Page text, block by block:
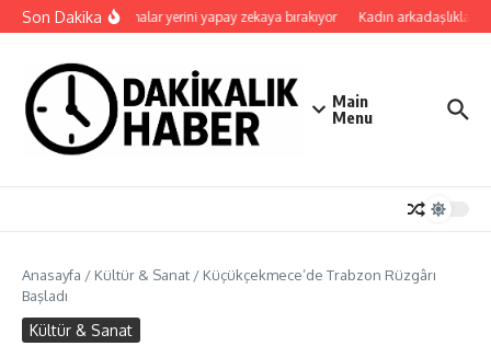
İçeriğe atla
Son DakikaUygulamalar yerini yapay zekaya bırakıyor Kadın arkadaşlıkları
Main
Menu
Anasayfa / Kültür & Sanat / Küçükçekmece’de Trabzon Rüzgârı
Başladı
Kültür & Sanat